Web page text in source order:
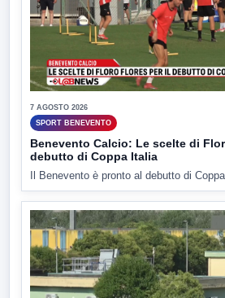
7 AGOSTO 2026
SPORT BENEVENTO
Benevento Calcio: Le scelte di
debutto di Coppa Italia
Il Benevento è pronto al debutto di